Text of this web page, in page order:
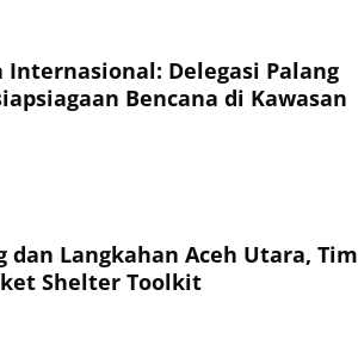
Internasional: Delegasi Palang
Bencana di Kawasan
dan Langkahan Aceh Utara, Tim
Shelter Toolkit